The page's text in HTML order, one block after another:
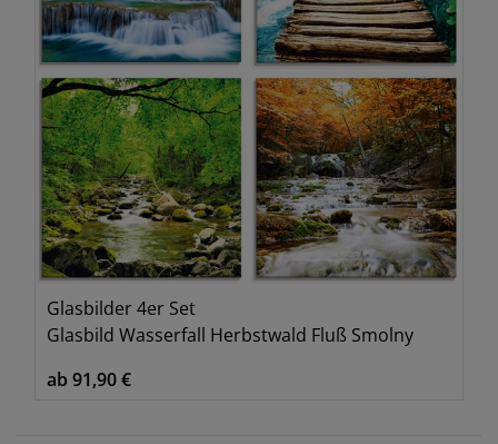
Glasbilder 4er Set
Glasbild Wasserfall Herbstwald Fluß Smolny
ab 91,90 €